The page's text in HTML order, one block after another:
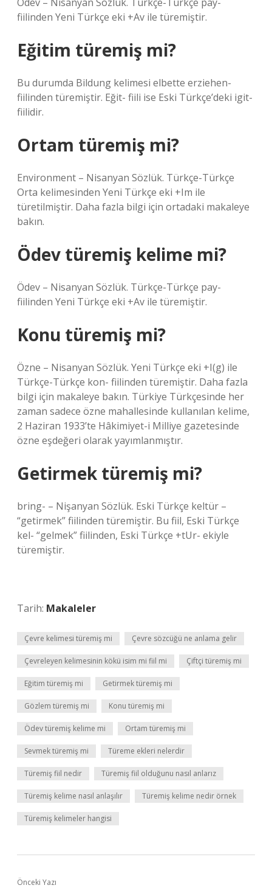
fiilinden Yeni Türkçe eki +Av ile türemiştir.
Eğitim türemiş mi?
Bu durumda Bildung kelimesi elbette erziehen-
fiilinden türemiştir. Eğit- fiili ise Eski Türkçe’deki igit-
fiilidir.
Ortam türemiş mi?
Environment – Nisanyan Sözlük. Türkçe-Türkçe
Orta kelimesinden Yeni Türkçe eki +Im ile
türetilmiştir. Daha fazla bilgi için ortadaki makaleye
bakın.
Ödev türemiş kelime mi?
Ödev – Nisanyan Sözlük. Türkçe-Türkçe pay-
fiilinden Yeni Türkçe eki +Av ile türemiştir.
Konu türemiş mi?
Özne – Nisanyan Sözlük. Yeni Türkçe eki +I(g) ile
Türkçe-Türkçe kon- fiilinden türemiştir. Daha fazla
bilgi için makaleye bakın. Türkiye Türkçesinde her
zaman sadece özne mahallesinde kullanılan kelime,
2 Haziran 1933’te Hâkimiyet-i Milliye gazetesinde
özne eşdeğeri olarak yayımlanmıştır.
Getirmek türemiş mi?
bring- – Nişanyan Sözlük. Eski Türkçe keltür –
“getirmek” fiilinden türemiştir. Bu fiil, Eski Türkçe
kel- “gelmek” fiilinden, Eski Türkçe +tUr- ekiyle
türemiştir.
Tarih: Makaleler
Çevre kelimesi türemiş mi Çevre sözcüğü ne anlama gelir
Çevreleyen kelimesinin kökü isim mi fiil mi Çiftçi türemiş mi
Eğitim türemiş mi Getirmek türemiş mi
Gözlem türemiş mi Konu türemiş mi
Ödev türemiş kelime mi Ortam türemiş mi
Sevmek türemiş mi Türeme ekleri nelerdir
Türemiş fiil nedir Türemiş fiil olduğunu nasıl anlarız
Türemiş kelime nasıl anlaşılır Türemiş kelime nedir örnek
Türemiş kelimeler hangisi
Önceki Yazı